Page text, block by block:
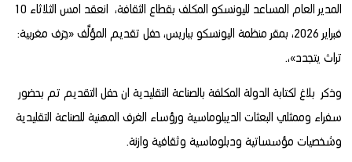
المدير العام المساعد لليونسكو المكلف بقطاع الثقافة، انعقد امس الثلاثاء 10
فبراير 2026، بمقر منظمة اليونسكو بباريس، حفل تقديم المؤلَّف «حِرَف مغربية:
تراث يتجدد»،.
وذكر بلاغ لكتابة الدولة المكلفة بالصناعة التقليدية ان حفل التقديم تم بحضور
سفراء وممثلي البعثات الديبلوماسية ورؤساء الغرف المهنية للصناعة التقليدية
وشخصيات مؤسساتية ودبلوماسية وثقافية وازنة.